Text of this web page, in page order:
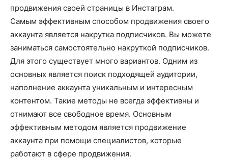
продвижения своей страницы в Инстаграм.
Самым эффективным способом продвижения своего
аккаунта является накрутка подписчиков. Вы можете
заниматься самостоятельно накруткой подписчиков.
Для этого существует много вариантов. Одним из
основных является поиск подходящей аудитории,
наполнение аккаунта уникальным и интересным
контентом. Такие методы не всегда эффективны и
отнимают все свободное время. Основным
эффективным методом является продвижение
аккаунта при помощи специалистов, которые
работают в сфере продвижения.